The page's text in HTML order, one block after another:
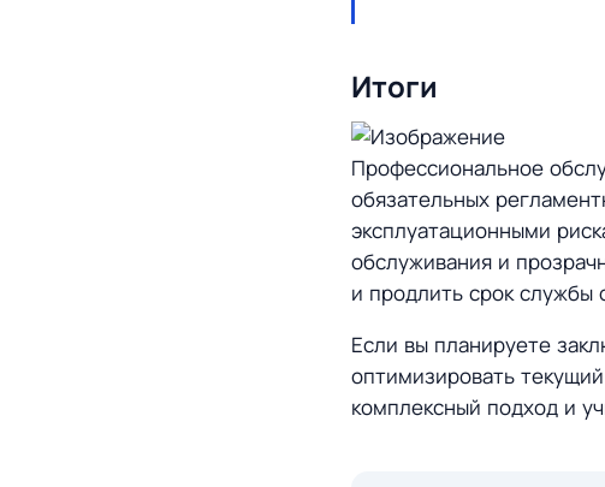
Итоги
Профессиональное
обязательных
эксплуатационными
обслуживания и
и продлить срок службы
Если вы планируете
оптимизировать
комплексный подход и